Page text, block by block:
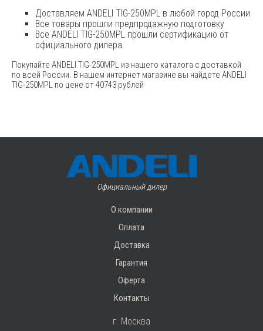
Доставляем ANDELI TIG-250MPL в любой город России
Все товары прошли предпродажную подготовку
Все ANDELI TIG-250MPL прошли сертификацию от
официального дилера.
Покупайте ANDELI TIG-250MPL из нашего каталога с доставкой
по всей России. В нашем интернет магазине вы найдете ANDELI
TIG-250MPL по цене от 40743 рублей
Официальный дилер
О компании
Оплата
Доставка
Гарантия
Оферта
Контакты
г. Москва